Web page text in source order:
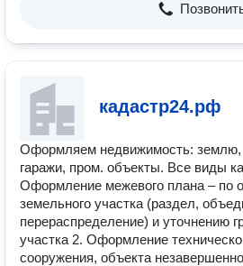
кадастр24.рф
Оформляем недвижимость: землю,
гаражи, пром. объекты. Все виды
Оформление межевого плана – по
земельного участка (раздел,
перераспределение) и уточнению
участка 2. Оформление
сооружения, объекта